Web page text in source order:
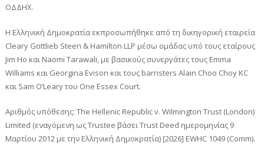
ΟΔΔΗΧ.
Η Ελληνική Δημοκρατία εκπροσωπήθηκε από τη δικηγορική εταιρεία
Cleary Gottlieb Steen & Hamilton LLP μέσω ομάδας υπό τους εταίρους
Jim Ho και Naomi Tarawali, με βασικούς συνεργάτες τους Emma
Williams και Georgina Evison και τους barristers Alain Choo Choy KC
και Sam O’Leary του One Essex Court.
Αριθμός υπόθεσης: The Hellenic Republic v. Wilmington Trust (London)
Limited (εναγόμενη ως Trustee βάσει Trust Deed ημερομηνίας 9
Μαρτίου 2012 με την Ελληνική Δημοκρατία) [2026] EWHC 1049 (Comm).